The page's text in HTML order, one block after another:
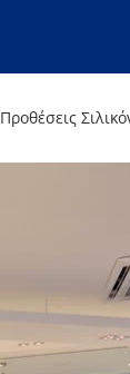
Προθέσεις